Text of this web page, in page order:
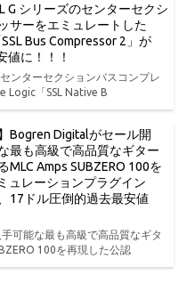
G シリーズのセンターセクシ
サーをエミュレートした
Bus Compressor 2」が
値に！！！
ンターセクションバスコンプレ
Logic「SSL Native B
Bogren Digitalがセール開
最も高級で高品質なギター
MLC Amps SUBZERO 100を
ュレーションプラグイン
17ドル圧倒的過去最安値
可能な最も高級で高品質なギタ
100を再現した公認